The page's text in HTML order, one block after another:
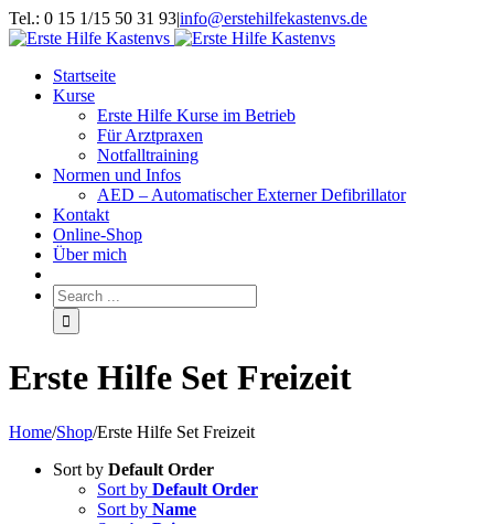
Tel.: 0 15 1/15 50 31 93|info@erstehilfekastenvs.de
Startseite
Kurse
Erste Hilfe Kurse im Betrieb
Für Arztpraxen
Notfalltraining
Normen und Infos
AED – Automatischer Externer Defibrillator
Kontakt
Online-Shop
Über mich
Erste Hilfe Set Freizeit
Home/Shop/Erste Hilfe Set Freizeit
Sort by Default Order
Sort by Default Order
Sort by Name